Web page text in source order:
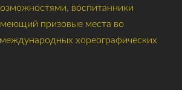
воспитанники
призовые места во
хореографических